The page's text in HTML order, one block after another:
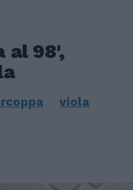
al 98',
viola